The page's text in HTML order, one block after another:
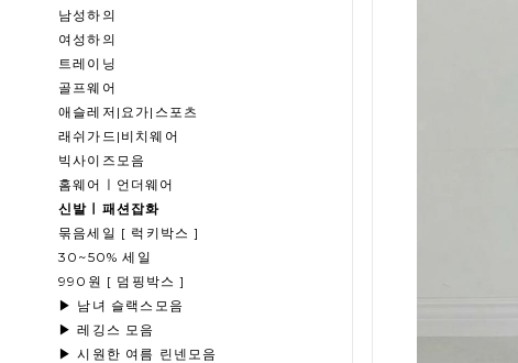
남성하의
여성하의
트레이닝
골프웨어
애슬레저|요가|스포츠
래쉬가드|비치웨어
빅사이즈모음
홈웨어ㅣ언더웨어
신발ㅣ패션잡화
묶음세일 [ 럭키박스 ]
30~50% 세일
990원 [ 덤핑박스 ]
▶ 남녀 슬랙스모음
▶ 레깅스 모음
▶ 시원한 여름 린넨모음